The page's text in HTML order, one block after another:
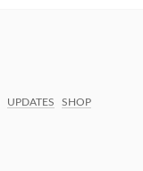
UPDATES
SHOP